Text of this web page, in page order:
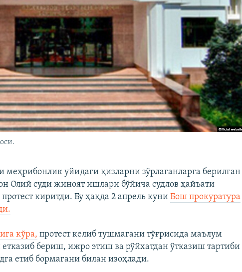
меҳрибонлик уйидаги қизларни зўрлаганларга берилган
Олий суди жиноят ишлари бўйича судлов ҳайъати
киритди. Бу ҳақда 2 апрель куни Бош прокуратура
кўра, протест келиб тушмагани тўғрисида маълум
бериш, ижро этиш ва рўйхатдан ўтказиш тартиби
етиб бормагани билан изоҳлади.